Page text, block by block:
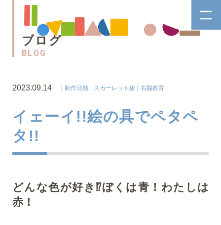
ブログ
BLOG
2023.09.14 制作活動 スカーレット組 右脳教育
イェーイ!!絵の具でペタペ
タ!!
どんな色が好き⁉ぼくは青！わたしは
赤！